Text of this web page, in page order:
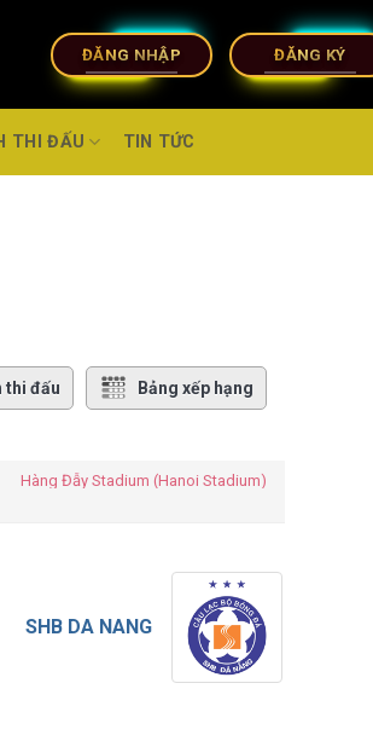
ĐĂNG NHẬP ĐĂNG KÝ
THI ĐẤU TIN TỨC
thi đấu Bảng xếp hạng
Hàng Đẫy Stadium (Hanoi Stadium)
SHB DA NANG